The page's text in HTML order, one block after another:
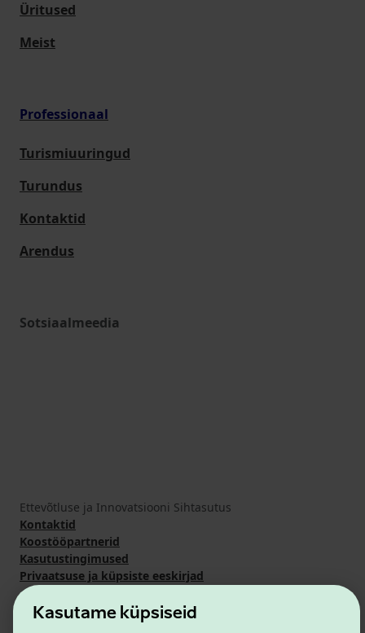
Kasutame küpsiseid
Üritused
Meist
Professionaal
Turismiuuringud
Turundus
Kontaktid
Arendus
Sotsiaalmeedia
Ettevõtluse ja Innovatsiooni Sihtasutus
Kontaktid
Koostööpartnerid
Kasutustingimused
Privaatsuse ja küpsiste eeskirjad